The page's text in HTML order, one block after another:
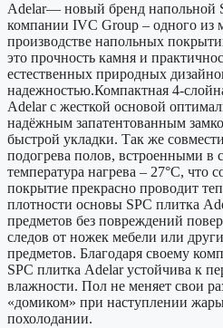
Adelar— новый бренд напольной
компании IVC Group – одного из
производстве напольных
это прочность камня и
естественных природных
надежностью.Компактная 4-
Adelar с жесткой основой
надёжным запатентованным
быстрой укладки. Так же
подогрева полов, встроенными в
температура нагрева – 27°С, что
покрытие прекрасно проводит
плотности основы SPС плитка
предметов без повреждений
следов от ножек мебели или
предметов. Благодаря своему
SPC плитка Adelar устойчива к
влажности. Пол не меняет свои
«домиком» при наступлении
похолодании.